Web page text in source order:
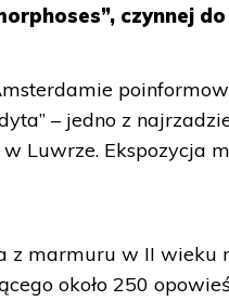
czynnej
– jedno z
Luwrze. Ekspozycja
z marmuru w II wieku
około 250